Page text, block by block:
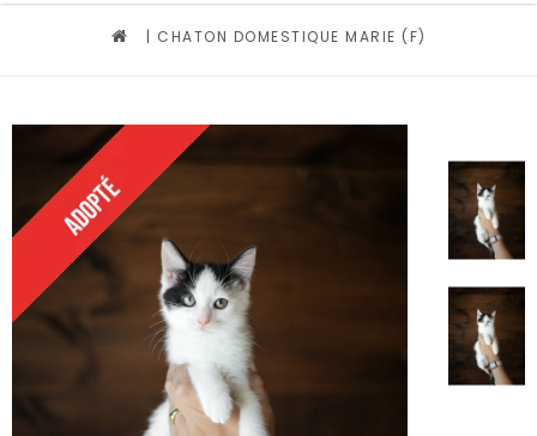
| CHATON DOMESTIQUE MARIE (F)